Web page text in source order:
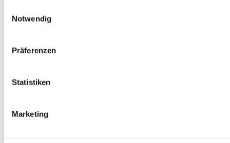
Notwendig
Präferenzen
Statistiken
Marketing